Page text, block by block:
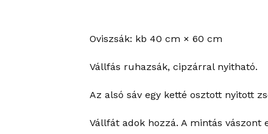
Oviszsák: kb 40 cm × 60 cm
Vállfás ruhazsák, cipzárral nyitható.
Az alsó sáv egy ketté osztott nyitott
Vállfát adok hozzá. A mintás vászont